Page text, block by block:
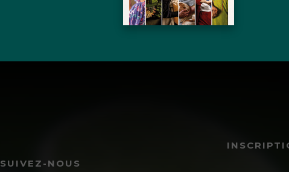
SUIVEZ-NOUS